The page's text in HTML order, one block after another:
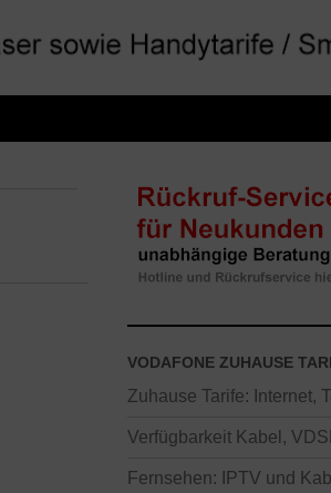
VODAFONE ZUHAUSE
Zuhause Tarife: Internet,
Verfügbarkeit Kabel,
Fernsehen: IPTV und